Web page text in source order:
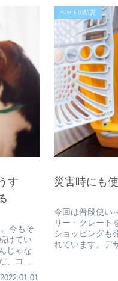
す
今もそ
けてい
じゃな
、コロ
2022.01.01
ペットの防災
災害時にも
今回は普段使い
リー・クレート
ショッピングも
れています。デ